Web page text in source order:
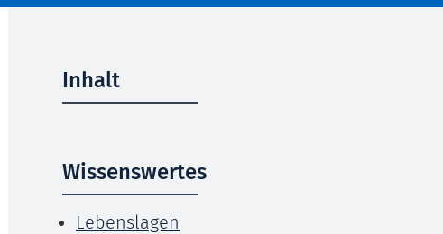
Inhalt
Wissenswertes
Lebenslagen